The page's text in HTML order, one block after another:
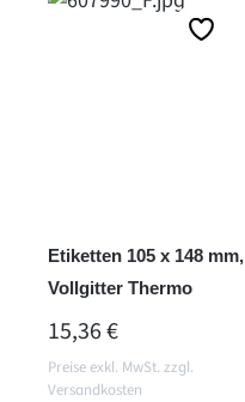
Etiketten 105 x 148 mm,
Vollgitter Thermo
REGULÄRER PREIS:
15,36 €
Preise exkl. MwSt. zzgl.
Versandkosten